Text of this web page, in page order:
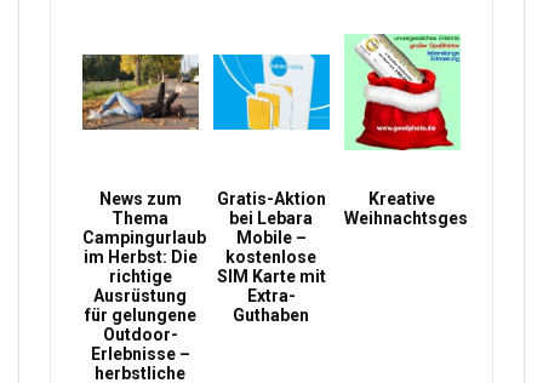
News zum
Thema
Campingurlaub
im Herbst: Die
richtige
Ausrüstung
für gelungene
Outdoor-
Erlebnisse –
herbstliche
Gratis-Aktion
bei Lebara
Mobile –
kostenlose
SIM Karte mit
Extra-
Guthaben
Kreative
Weihnachtsgeschenke